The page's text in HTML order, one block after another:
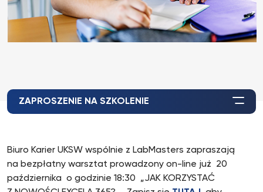
ZAPROSZENIE NA SZKOLENIE
Biuro Karier UKSW wspólnie z LabMasters zapraszają
na bezpłatny warsztat prowadzony on-line już 20
października o godzinie 18:30 „JAK KORZYSTAĆ